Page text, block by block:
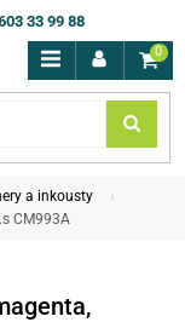
33 99 88
0
a inkousty
CM993A